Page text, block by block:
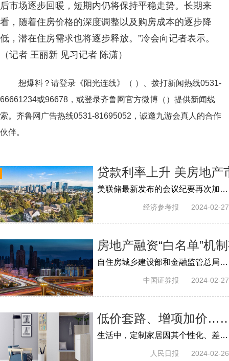
后市场逐步回暖，短期内仍将保持平稳走势。长期来
看，随着住房价格的深度调整以及购房成本的逐步降
低，潜在住房需求也将逐步释放。”冷会向记者表示。
（记者 王丽新 见习记者 陈潇）
想爆料？请登录《阳光连线》（ ）、拨打新闻热线0531-
66661234或96678，或登录齐鲁网官方微博（）提供新闻线
索。齐鲁网广告热线0531-81695052 ，诚邀九游会真人的合作
伙伴。
贷款利率上升 美房地产
美联储最新发布的会议纪要再次加强了今年3月暂不降息的预期，利率处于高位使贷款成本居高不下，这对美国住宅地产和商业地产形成压力。
经济参考报 2024-02-27
房地产融资“白名单”机
自住房城乡建设部和金融监管总局联合印发《关于建立城市房地产融资协调机制的通知》以来，国家金融监督管理总局及各地派出机构密集召开相关...
中国证券报 2024-02-27
低价套路、增项加价
生活中，定制家居因其个性化、差异化，且可根据消费者需求量身定制等特点成为许多人在装修房屋时的选择。
人民日报 2024-02-26